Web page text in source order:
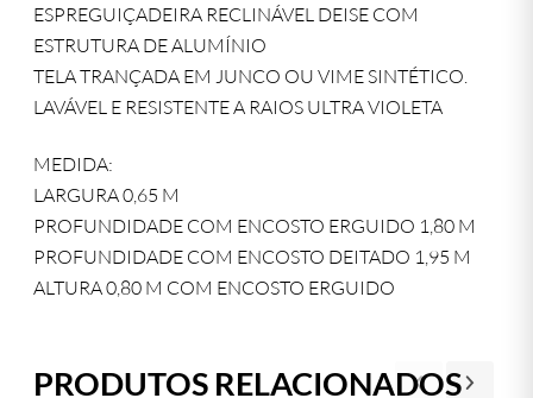
ESPREGUIÇADEIRA RECLINÁVEL DEISE COM
ESTRUTURA DE ALUMÍNIO
TELA TRANÇADA EM JUNCO OU VIME SINTÉTICO.
LAVÁVEL E RESISTENTE A RAIOS ULTRA VIOLETA
MEDIDA:
LARGURA 0,65 M
PROFUNDIDADE COM ENCOSTO ERGUIDO 1,80 M
PROFUNDIDADE COM ENCOSTO DEITADO 1,95 M
ALTURA 0,80 M COM ENCOSTO ERGUIDO
PRODUTOS RELACIONADOS